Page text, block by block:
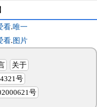
看.唯一
看. 图片
关于
号
号